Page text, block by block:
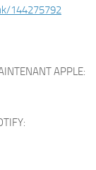
144275792
APPLE: